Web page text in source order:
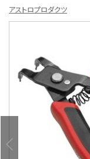
アストロプロダクツ